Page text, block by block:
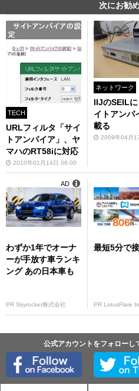
次にお勧
TECH
URLフィルタ「サイ
トアンパイア」、ヤ
マハのRT58iに対応
2010年01月14日 06:00
ネットワーク
IIJのSEIL
イトアンパ
載る
2009年04月
わずか1年でオーナ
ーが手放す車ランキ
ング あの日本車も
PR Skyrocket株式会社
AD
最短5分で
PR LotusFlare
公式アカウントをフォローし